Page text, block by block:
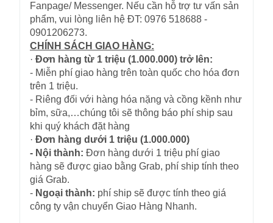
Fanpage/ Messenger. Nếu cần hỗ trợ tư vấn sản
phẩm, vui lòng liên hệ ĐT: 0976 518688 -
0901206273.
CHÍNH SÁCH GIAO HÀNG:
· Đơn hàng từ 1 triệu (1.000.000) trở lên:
- Miễn phí giao hàng trên toàn quốc cho hóa đơn
trên 1 triệu.
- Riêng đối với hàng hóa nặng và cồng kềnh như
bỉm, sữa,…chúng tôi sẽ thông báo phí ship sau
khi quý khách đặt hàng
· Đơn hàng dưới 1 triệu (1.000.000)
- Nội thành: Đơn hàng dưới 1 triệu phí giao
hàng sẽ được giao bằng Grab, phí ship tính theo
giá Grab.
- Ngoại thành: phí ship sẽ được tính theo giá
công ty vận chuyển Giao Hàng Nhanh.